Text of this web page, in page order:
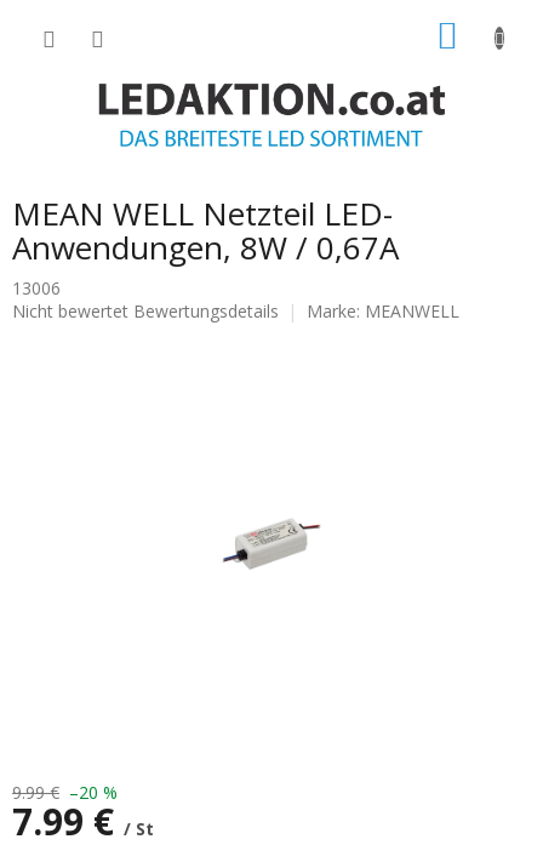
MEAN WELL Netzteil LED-
Anwendungen, 8W / 0,67A
13006
Die
Nicht bewertet Bewertungsdetails Marke: MEANWELL
9.99 € –20 %
7.99 € / St